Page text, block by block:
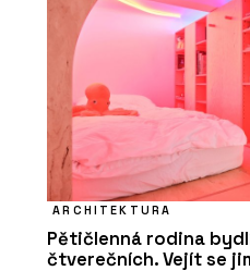
ARCHITEKTURA
Pětičlenná rodina
čtverečních. Vejít se